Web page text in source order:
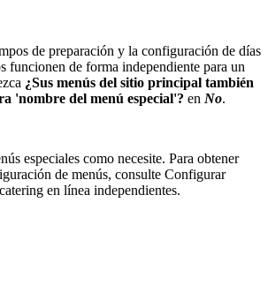
de preparación y la configuración de días
funcionen de forma independiente para un
¿Sus menús del sitio principal también
'nombre del menú especial'? en No.
especiales como necesite. Para obtener
de menús, consulte Configurar
en línea independientes.